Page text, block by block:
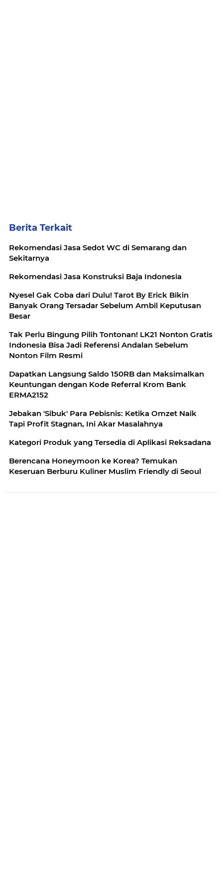
Berita Terkait
Rekomendasi Jasa Sedot WC di Semarang dan
Sekitarnya
Rekomendasi Jasa Konstruksi Baja Indonesia
Nyesel Gak Coba dari Dulu! Tarot By Erick Bikin
Banyak Orang Tersadar Sebelum Ambil Keputusan
Besar
Tak Perlu Bingung Pilih Tontonan! LK21 Nonton Gratis
Indonesia Bisa Jadi Referensi Andalan Sebelum
Nonton Film Resmi
Dapatkan Langsung Saldo 150RB dan Maksimalkan
Keuntungan dengan Kode Referral Krom Bank
ERMA2152
Jebakan 'Sibuk' Para Pebisnis: Ketika Omzet Naik
Tapi Profit Stagnan, Ini Akar Masalahnya
Kategori Produk yang Tersedia di Aplikasi Reksadana
Berencana Honeymoon ke Korea? Temukan
Keseruan Berburu Kuliner Muslim Friendly di Seoul